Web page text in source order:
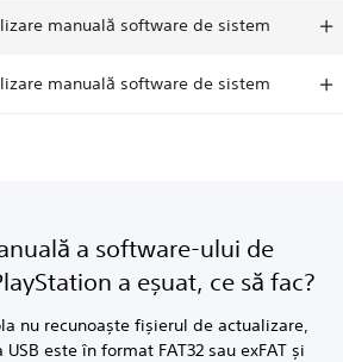
manuală software de sistem
manuală software de sistem
a software-ului de
a eșuat, ce să fac?
nu recunoaște fișierul de actualizare,
este în format FAT32 sau exFAT și